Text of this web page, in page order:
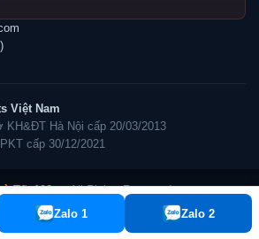
Zalo 1 Zalo 2
Việt Nam
KH&ĐT Hà Nội cấp 20/03/2013
cấp 30/12/2021
Tết 102— All Rights Reserved.
✓ Đã thông báo Bộ Công Thương